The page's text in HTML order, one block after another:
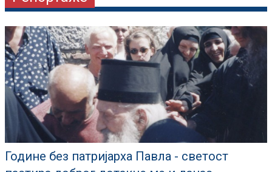
Године без патријарха Павла - светост